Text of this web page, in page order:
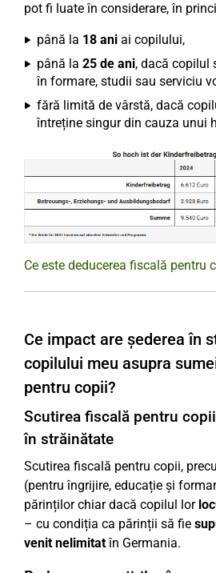
pot fi luate în considerare, în
până la 18 ani ai copilului,
până la 25 de ani, dacă copilul
în formare, studii sau serviciu
fără limită de vârstă, dacă
întreține singur din cauza unui
Ce este deducerea fiscală pentru
Ce impact are șederea în
copilului meu asupra
pentru copii?
Scutirea fiscală pentru
în străinătate
Scutirea fiscală pentru copii,
(pentru îngrijire, educație și
părinților chiar dacă copilul lor
– cu condiția ca părinții să fie
venit nelimitatîn Germania.